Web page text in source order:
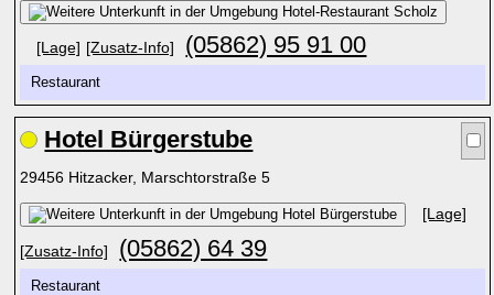
[Lage] [Zusatz-Info] (05862) 95 91 00
Restaurant
Hotel Bürgerstube
29456 Hitzacker, Marschtorstraße 5
[Lage]
[Zusatz-Info] (05862) 64 39
Restaurant